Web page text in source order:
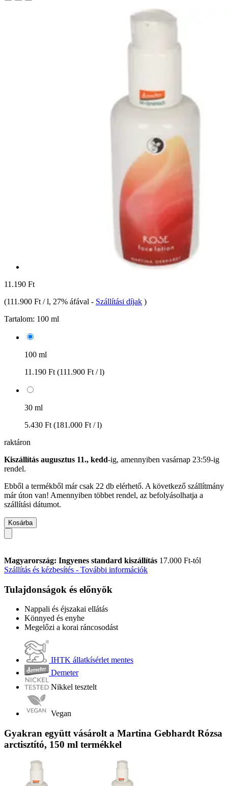
11.190 Ft
(111.900 Ft / l, 27% áfával - Szállítási díjak )
Tartalom: 100 ml
100 ml
11.190 Ft (111.900 Ft / l)
30 ml
5.430 Ft (181.000 Ft / l)
raktáron
Kiszállítás augusztus 11., kedd-ig, amennyiben vasárnap 23:59-ig
rendel.
Ebből a termékből már csak 22 db elérhető. A következő szállítmány
már úton van! Amennyiben többet rendel, az befolyásolhatja a
szállítási dátumot.
Kosárba
Magyarország: Ingyenes standard kiszállítás 17.000 Ft-tól
Szállítás és kézbesítés - További információk
Tulajdonságok és előnyök
Nappali és éjszakai ellátás
Könnyed és enyhe
Megelőzi a korai ráncosodást
IHTK állatkísérlet mentes
Demeter
Nikkel tesztelt
Vegan
Gyakran együtt vásárolt a Martina Gebhardt Rózsa
arctisztító, 150 ml termékkel